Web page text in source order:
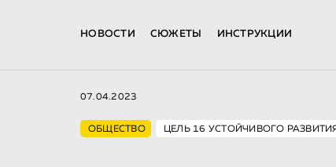
НОВОСТИ СЮЖЕТЫ ИНСТРУКЦИИ
07.04.2023
ОБЩЕСТВО ЦЕЛЬ 16 УСТОЙЧИВОГО